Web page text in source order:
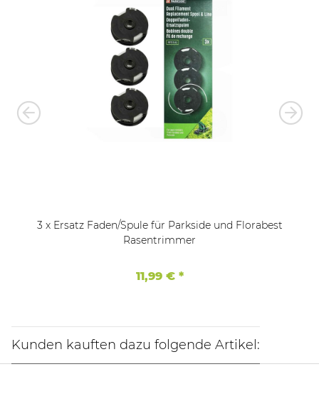
3 x Ersatz Faden/Spule für Parkside und Florabest
Rasentrimmer
11,99 € *
Kunden kauften dazu folgende Artikel: